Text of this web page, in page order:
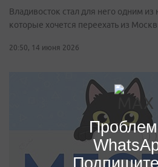
Владивосток стал для него одним из
которые хочется переехать из
20:50, 14 июня 2026